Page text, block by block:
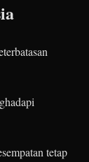
tetap